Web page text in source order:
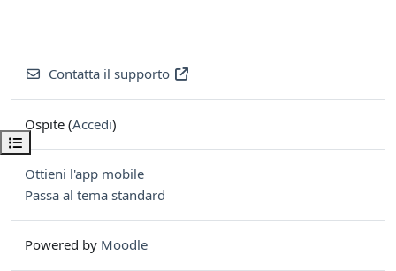
Apri indice del corso
Contatta il supporto
Ospite (Accedi)
Ottieni l'app mobile
Passa al tema standard
Powered by Moodle